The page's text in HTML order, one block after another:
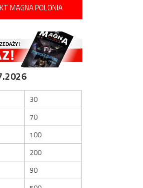
MAGNA POLONIA
30
70
100
200
90